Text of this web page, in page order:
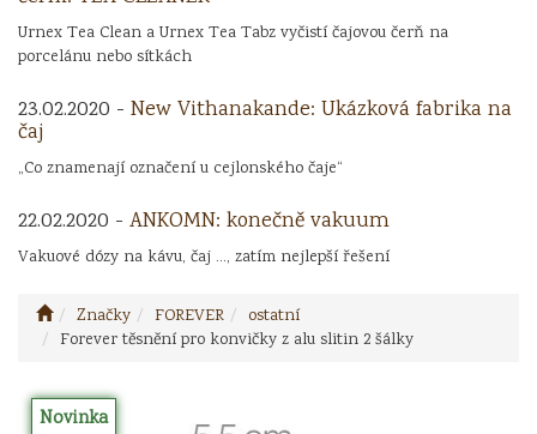
Urnex Tea Clean a Urnex Tea Tabz vyčistí čajovou čerň na
porcelánu nebo sítkách
23.02.2020 - New Vithanakande: Ukázková fabrika na
čaj
„Co znamenají označení u cejlonského čaje“
22.02.2020 - ANKOMN: konečně vakuum
Vakuové dózy na kávu, čaj ..., zatím nejlepší řešení
Značky FOREVER
ostatní
Forever těsnění pro konvičky z alu slitin 2 šálky
Novinka